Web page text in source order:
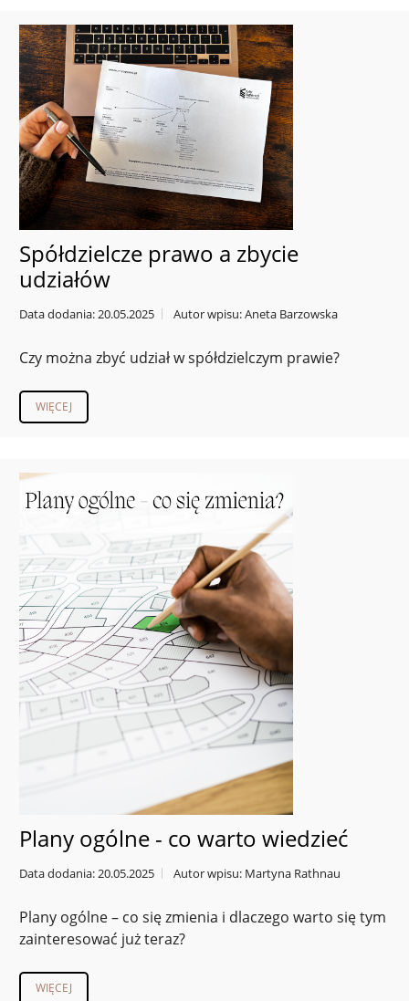
Spółdzielcze prawo a zbycie
udziałów
Data dodania: 20.05.2025 Autor wpisu: Aneta Barzowska
Czy można zbyć udział w spółdzielczym prawie?
WIĘCEJ
Plany ogólne - co warto wiedzieć
Data dodania: 20.05.2025 Autor wpisu: Martyna Rathnau
Plany ogólne – co się zmienia i dlaczego warto się tym
zainteresować już teraz?
WIĘCEJ